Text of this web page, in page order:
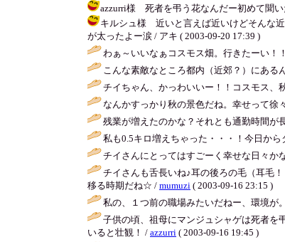
azzurri様 死者を弔う花なんだー初めて聞い
キルシュ様 近いと言えば近いけどそんな
が太ったよー涙 / アキ ( 2003-09-20 17:39 )
わぁ～いいなぁコスモス畑。行きたーい
こんな素敵なところ都内（近郊？）にある
チイちゃん、かっわいいー！！コスモス、
なんかすっかり秋の景色だね。幸せって徐
残業が増えたのかな？それとも通勤時間が
私も0.5キロ増えちゃった・・・！今日か
チイさんにとってはすごーく幸せな日々か
チイさんも舌長いね♪耳の後ろの毛（耳毛
移る時期だね☆ / mumuzi ( 2003-09-16 23:15 )
私の、１つ前の職場みたいだねー、環境が
子供の頃、祖母にマンジュシャゲは死者を
いると壮観！ / azzurri ( 2003-09-16 19:45 )